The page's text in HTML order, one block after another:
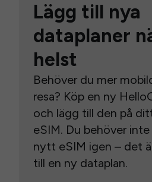
Lägg till nya
dataplaner
helst
Behöver du mer
resa? Köp en ny
och lägg till den på
eSIM. Du behöver
nytt eSIM igen – det
till en ny dataplan.